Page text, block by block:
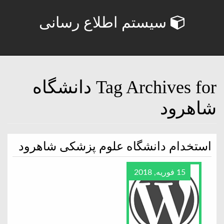
سیستم اطلاع رسانی
Tag Archives for دانشگاه
شاهرود
استخدام دانشگاه علوم پزشکی شاهرود
15 فوریه, 2018